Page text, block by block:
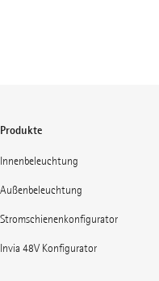
Produkte
Innenbeleuchtung
Außenbeleuchtung
Stromschienenkonfigurator
Invia 48V Konfigurator